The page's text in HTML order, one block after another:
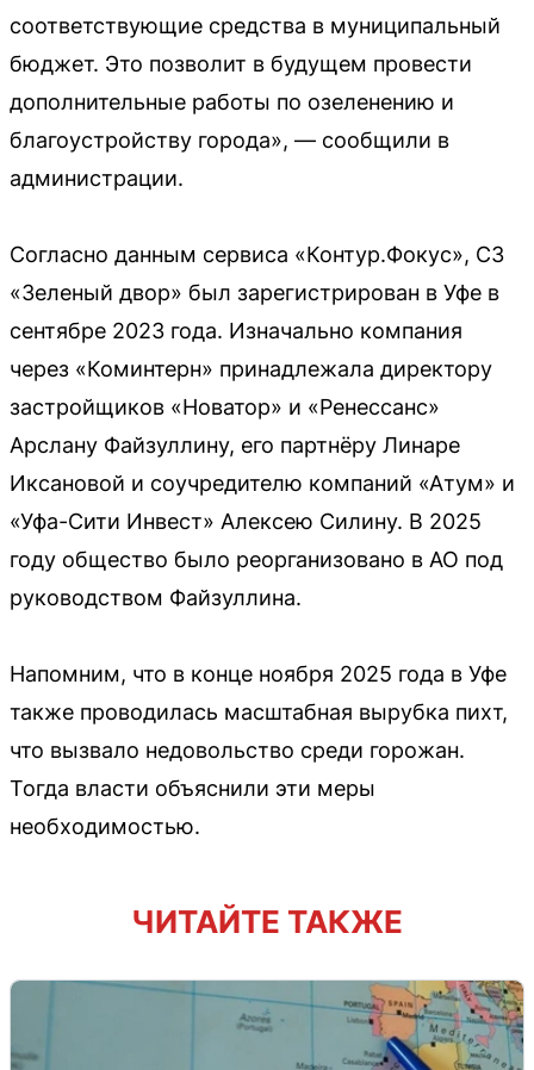
соответствующие средства в муниципальный
бюджет. Это позволит в будущем провести
дополнительные работы по озеленению и
благоустройству города», — сообщили в
администрации.
Согласно данным сервиса «Контур.Фокус», СЗ
«Зеленый двор» был зарегистрирован в Уфе в
сентябре 2023 года. Изначально компания
через «Коминтерн» принадлежала директору
застройщиков «Новатор» и «Ренессанс»
Арслану Файзуллину, его партнёру Линаре
Иксановой и соучредителю компаний «Атум» и
«Уфа-Сити Инвест» Алексею Силину. В 2025
году общество было реорганизовано в АО под
руководством Файзуллина.
Напомним, что в конце ноября 2025 года в Уфе
также проводилась масштабная вырубка пихт,
что вызвало недовольство среди горожан.
Тогда власти объяснили эти меры
необходимостью.
ЧИТАЙТЕ ТАКЖЕ